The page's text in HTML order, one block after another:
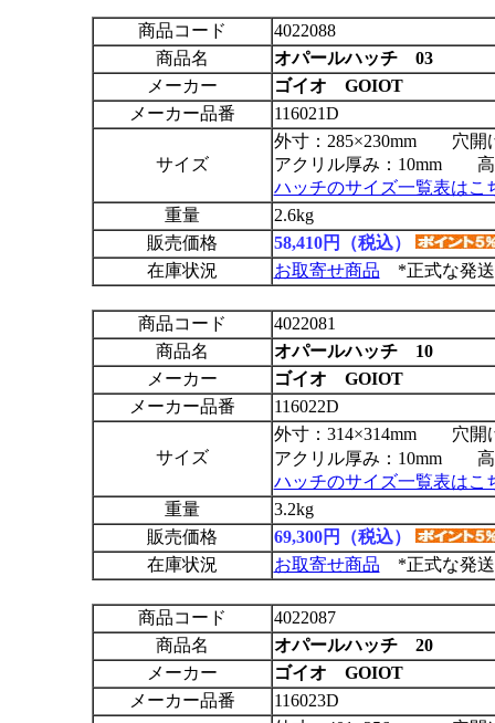
商品コード
4022088
商品名
オパールハッチ 03
メーカー
ゴイオ GOIOT
メーカー品番
116021D
サイズ
外寸：285×230mm 穴開
アクリル厚み：10mm
ハッチのサイズ一覧表はこ
重量
2.6kg
販売価格
58,410円（税込）
在庫状況
お取寄せ商品 *正式な発送
商品コード
4022081
商品名
オパールハッチ 10
メーカー
ゴイオ GOIOT
メーカー品番
116022D
サイズ
外寸：314×314mm 穴開
アクリル厚み：10mm
ハッチのサイズ一覧表はこ
重量
3.2kg
販売価格
69,300円（税込）
在庫状況
お取寄せ商品 *正式な発送
商品コード
4022087
商品名
オパールハッチ 20
メーカー
ゴイオ GOIOT
メーカー品番
116023D